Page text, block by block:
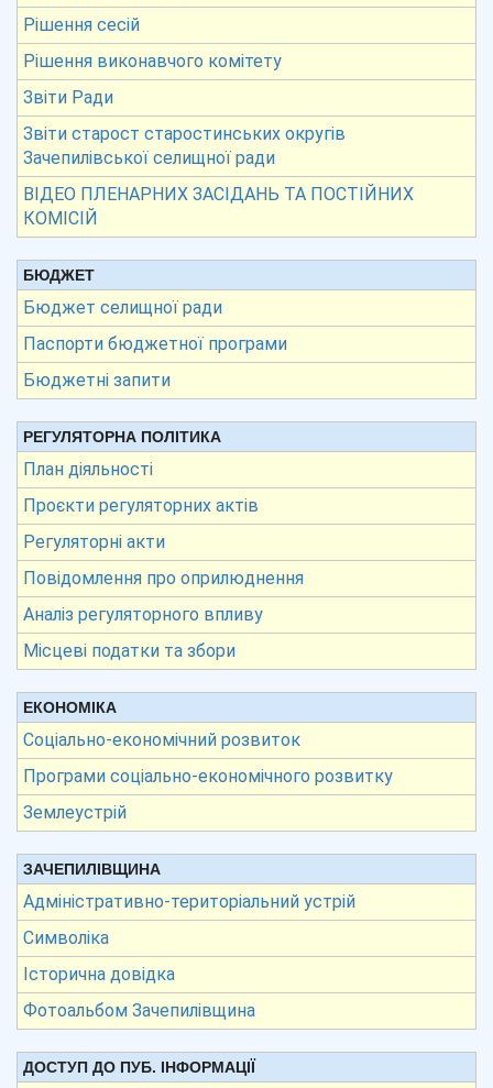
Рішення сесій
Рішення виконавчого комітету
Звіти Ради
Звіти старост старостинських округів
Зачепилівської селищної ради
ВІДЕО ПЛЕНАРНИХ ЗАСІДАНЬ ТА ПОСТІЙНИХ
КОМІСІЙ
БЮДЖЕТ
Бюджет селищної ради
Паспорти бюджетної програми
Бюджетні запити
РЕГУЛЯТОРНА ПОЛІТИКА
План діяльності
Проєкти регуляторних актів
Регуляторні акти
Повідомлення про оприлюднення
Аналіз регуляторного впливу
Місцеві податки та збори
ЕКОНОМІКА
Соціально-економічний розвиток
Програми соціально-економічного розвитку
Землеустрій
ЗАЧЕПИЛІВЩИНА
Адміністративно-територіальний устрій
Символіка
Історична довідка
Фотоальбом Зачепилівщина
ДОСТУП ДО ПУБ. ІНФОРМАЦІЇ